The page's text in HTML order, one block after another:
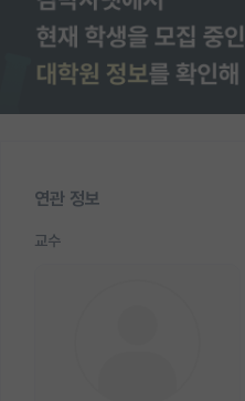
연관 정보
교수